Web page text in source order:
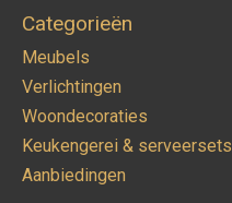
Categorieën
Meubels
Verlichtingen
Woondecoraties
Keukengerei & serveersets
Aanbiedingen